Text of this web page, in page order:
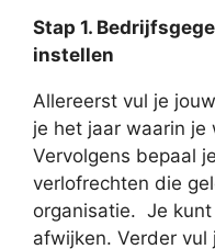
Stap 1.
instellen
Allereerst vul je
je het jaar waarin je
Vervolgens bepaal
verlofrechten die
organisatie. Je
afwijken. Verder